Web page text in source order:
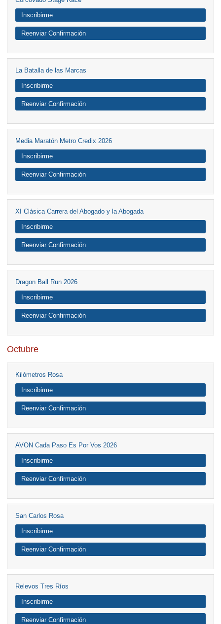
Inscribirme
Reenviar Confirmación
La Batalla de las Marcas
Inscribirme
Reenviar Confirmación
Media Maratón Metro Credix 2026
Inscribirme
Reenviar Confirmación
XI Clásica Carrera del Abogado y la Abogada
Inscribirme
Reenviar Confirmación
Dragon Ball Run 2026
Inscribirme
Reenviar Confirmación
Octubre
Kilómetros Rosa
Inscribirme
Reenviar Confirmación
AVON Cada Paso Es Por Vos 2026
Inscribirme
Reenviar Confirmación
San Carlos Rosa
Inscribirme
Reenviar Confirmación
Relevos Tres Ríos
Inscribirme
Reenviar Confirmación